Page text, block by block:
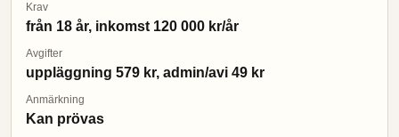
Krav
från 18 år, inkomst 120 000 kr/år
Avgifter
uppläggning 579 kr, admin/avi 49 kr
Anmärkning
Kan prövas